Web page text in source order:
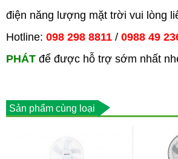
điện năng lượng mặt trời vui lòng li
Hotline: 098 298 8811 / 0988 49
PHÁT để được hỗ trợ sớm nhất
Sản phẩm cùng loại